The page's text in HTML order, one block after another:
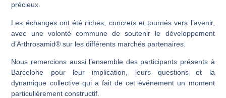
précieux.
Les échanges ont été riches, concrets et tournés vers l’avenir,
avec une volonté commune de soutenir le développement
d’Arthrosamid® sur les différents marchés partenaires.
Nous remercions aussi l’ensemble des participants présents à
Barcelone pour leur implication, leurs questions et la
dynamique collective qui a fait de cet événement un moment
particulièrement constructif.